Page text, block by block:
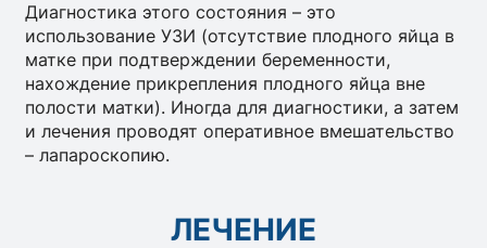
Диагностика этого состояния – это
использование УЗИ (отсутствие плодного яйца в
матке при подтверждении беременности,
нахождение прикрепления плодного яйца вне
полости матки). Иногда для диагностики, а затем
и лечения проводят оперативное вмешательство
– лапароскопию.
ЛЕЧЕНИЕ